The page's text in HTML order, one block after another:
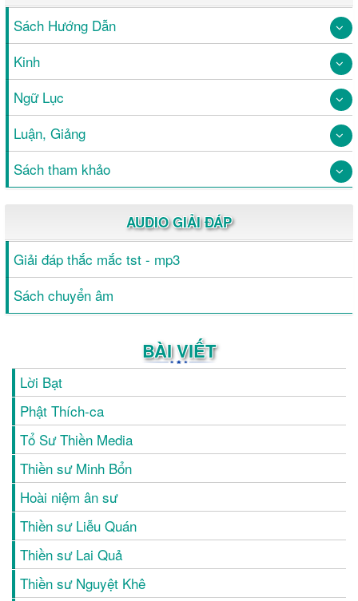
Sách Hướng Dẫn
Kinh
Ngữ Lục
Luận, Giảng
Sách tham khảo
AUDIO GIẢI ĐÁP
Giải đáp thắc mắc tst - mp3
Sách chuyển âm
BÀI VIẾT
Lời Bạt
Phật Thích-ca
Tổ Sư Thiền Media
Thiền sư Minh Bổn
Hoài niệm ân sư
Thiền sư Liễu Quán
Thiền sư Lai Quả
Thiền sư Nguyệt Khê